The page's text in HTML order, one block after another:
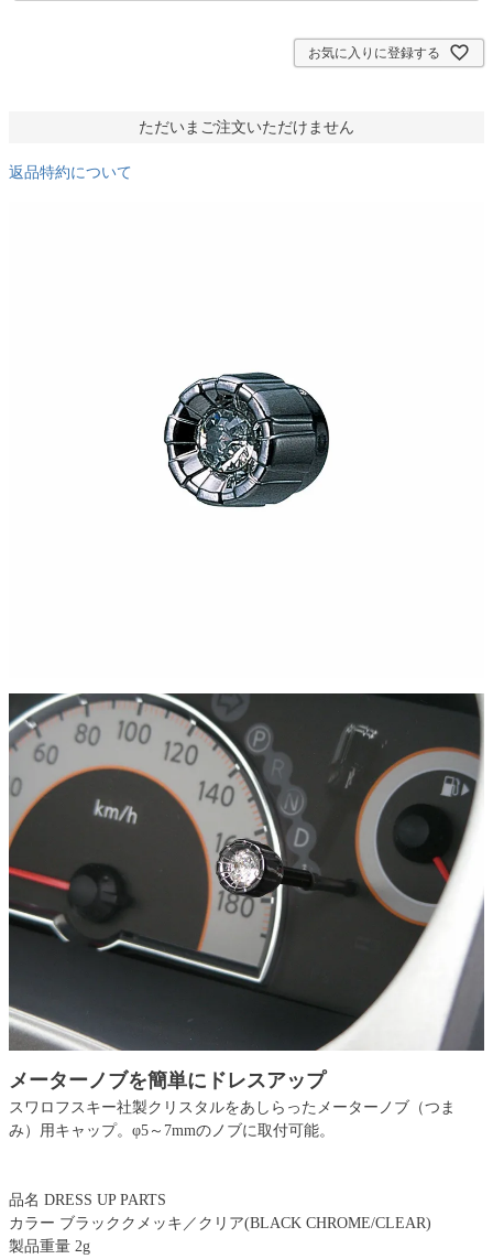
お気に入りに登録する
ただいまご注文いただけません
返品特約について
メーターノブを簡単にドレスアップ
スワロフスキー社製クリスタルをあしらったメーターノブ（つま
み）用キャップ。φ5～7mmのノブに取付可能。
品名 DRESS UP PARTS
カラー ブラッククメッキ／クリア(BLACK CHROME/CLEAR)
製品重量 2g